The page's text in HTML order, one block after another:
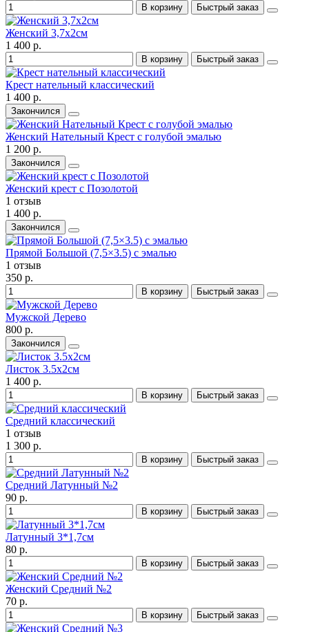
В корзину Быстрый заказ
Женский 3,7x2см
1 400 р.
В корзину Быстрый заказ
Крест нательный классический
1 400 р.
Закончился
Женский Нательный Крест с голубой эмалью
1 200 р.
Закончился
Женский крест с Позолотой
1 отзыв
1 400 р.
Закончился
Прямой Большой (7,5×3.5) с эмалью
1 отзыв
350 р.
В корзину Быстрый заказ
Мужской Дерево
800 р.
Закончился
Листок 3.5x2см
1 400 р.
В корзину Быстрый заказ
Средний классический
1 отзыв
1 300 р.
В корзину Быстрый заказ
Средний Латунный №2
90 р.
В корзину Быстрый заказ
Латунный 3*1,7см
80 р.
В корзину Быстрый заказ
Женский Средний №2
70 р.
В корзину Быстрый заказ